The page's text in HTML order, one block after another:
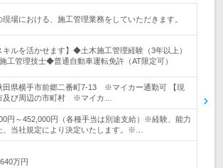
現場における、施工管理業務をしていただきます。
キルを活かせます】◆土木施工管理経験（3年以上）
工管理技士◆普通自動車運転免許（AT限定可）
田県横手市前郷二番町7-13 ※マイカー通勤可 【現
及び周辺の市町村 ※マイカ…
円～452,000円（各種手当は別途支給）※経験、能力
、当社規定により決定いたします。※…
万円